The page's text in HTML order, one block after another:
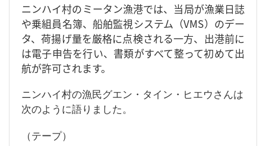
ニンハイ村のミータン漁港では、当局が漁業日誌
や乗組員名簿、船舶監視システム（VMS）のデー
タ、荷揚げ量を厳格に点検される一方、出港前に
は電子申告を行い、書類がすべて整って初めて出
航が許可されます。
ニンハイ村の漁民グエン・タイン・ヒエウさんは
次のように語りました。
（テープ）